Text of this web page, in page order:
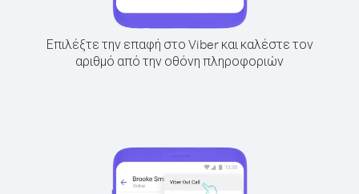
Επιλέξτε την επαφή στο Viber και καλέστε τον
αριθμό από την οθόνη πληροφοριών